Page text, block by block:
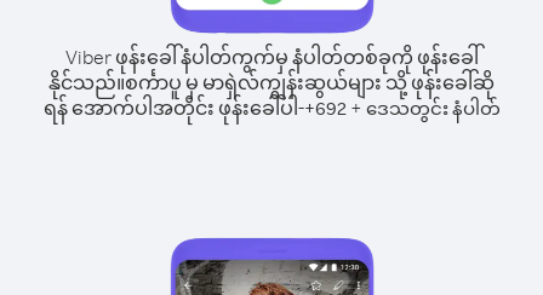
Viber ဖုန်းခေါ်နံပါတ်ကွက်မှ နံပါတ်တစ်ခုကို ဖုန်းခေါ်
နိုင်သည်။စင်္ကာပူ မှ မာရှဲလ်ကျွန်းဆွယ်များ သို့ ဖုန်းခေါ်ဆို
ရန် အောက်ပါအတိုင်း ဖုန်းခေါ်ပါ-+692+ ဒေသတွင်း နံပါတ်